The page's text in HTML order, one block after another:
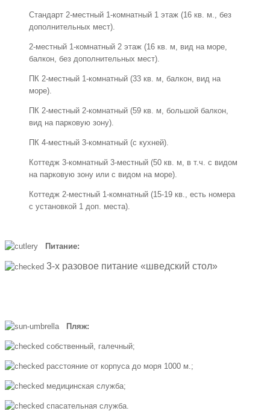
Стандарт 2-местный 1-комнатный 1 этаж (16 кв. м., без
дополнительных мест).
2-местный 1-комнатный 2 этаж (16 кв. м, вид на море,
балкон, без дополнительных мест).
ПК 2-местный 1-комнатный (33 кв. м, балкон, вид на
море).
ПК 2-местный 2-комнатный (59 кв. м, большой балкон,
вид на парковую зону).
ПК 4-местный 3-комнатный (с кухней).
Коттедж 3-комнатный 3-местный (50 кв. м, в т.ч. с видом
на парковую зону или с видом на море).
Коттедж 2-местный 1-комнатный (15-19 кв., есть номера
с установкой 1 доп. места).
Питание:
3-х разовое питание «шведский стол»
Пляж:
собственный, галечный;
расстояние от корпуса до моря 1000 м.;
медицинская служба;
спасательная служба.